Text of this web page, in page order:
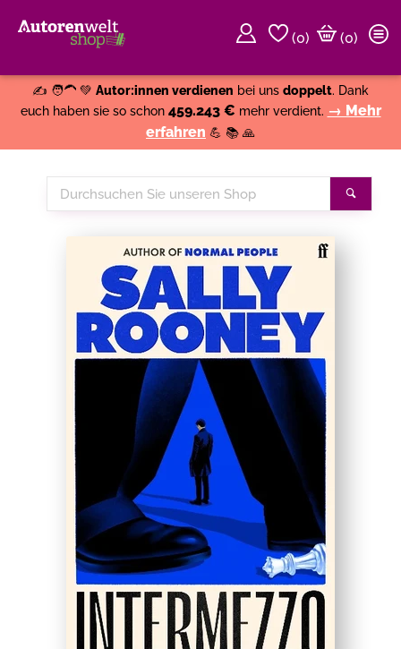
(0)
(0)
✍️ 🧑‍🦱 💚 Autor:innen verdienen bei uns doppelt. Dank
euch haben sie so schon 459.243 € mehr verdient. → Mehr
erfahren 💪 📚 🙏
Durchsuchen
Sie